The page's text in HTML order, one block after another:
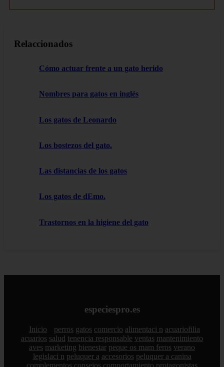
Relaccionados
Cómo actuar frente a un gato herido
Nombres para gatos en inglés
Los gatos de Leonardo
Los bostezos del gato.
Las distancias de los gatos
Los gatos de dEmo.
Trastornos en la higiene del gato
especiespro.es
Inicio perros gatos comercio alimentaci n acuariofilia
acuarios salud tenencia responsable ventas mantenimiento
aves marketing bienestar peque os mam feros verano
legislaci n peluquer a accesorios peluquer a canina